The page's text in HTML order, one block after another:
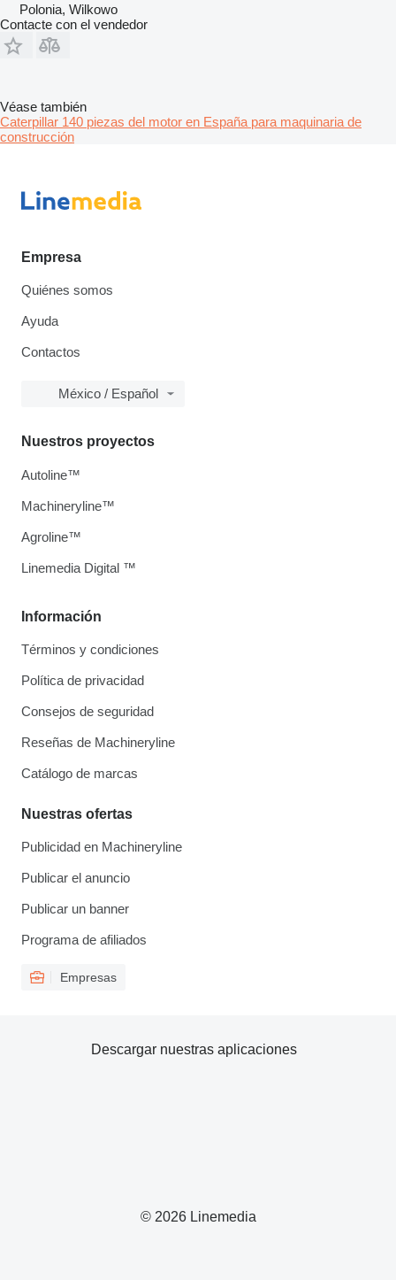
Polonia, Wilkowo
Contacte con el vendedor
Véase también
Caterpillar 140 piezas del motor en España para maquinaria de
construcción
Empresa
Quiénes somos
Ayuda
Contactos
México / Español
Información
Términos y condiciones
Política de privacidad
Consejos de seguridad
Reseñas de Machineryline
Catálogo de marcas
Nuestras ofertas
Publicidad en Machineryline
Publicar el anuncio
Publicar un banner
Programa de afiliados
Empresas
Nuestros proyectos
Autoline™
Machineryline™
Agroline™
Linemedia Digital ™
© 2026 Linemedia
Descargar nuestras aplicaciones